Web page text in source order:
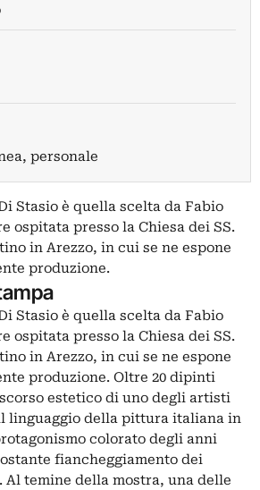
personale
Stasio è quella scelta da Fabio
ospitata presso la Chiesa dei SS.
in Arezzo, in cui se ne espone
produzione.
Stasio è quella scelta da Fabio
ospitata presso la Chiesa dei SS.
in Arezzo, in cui se ne espone
produzione. Oltre 20 dipinti
estetico di uno degli artisti
linguaggio della pittura italiana in
colorato degli anni
fiancheggiamento dei
Al temine della mostra, una delle